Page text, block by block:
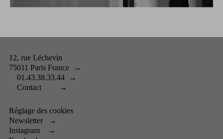
12, rue Léchevin
75011 Paris France →
01.43.38.33.44 →
Contact →
Réglage des cookies
Newsletter →
Instagram →